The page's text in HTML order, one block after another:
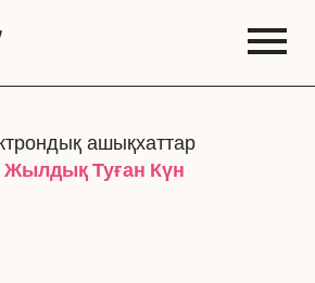
ашықхаттар
Туған Күн